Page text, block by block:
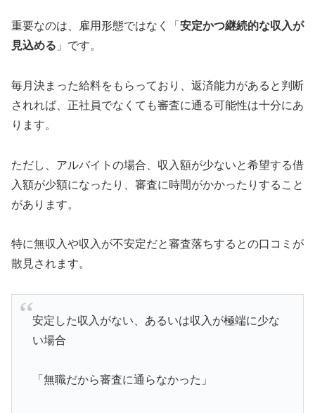
重要なのは、雇用形態ではなく「 安定かつ継続的な収入が
見込める 」です。
毎月決まった給料をもらっており、返済能力があると判断
されれば、正社員でなくても審査に通る可能性は十分にあ
ります。
ただし、アルバイトの場合、収入額が少ないと希望する借
入額が少額になったり、審査に時間がかかったりすること
があります。
特に無収入や収入が不安定だと審査落ちするとの口コミが
散見されます。
安定した収入がない、あるいは収入が極端に少な
い場合
「無職だから審査に通らなかった」